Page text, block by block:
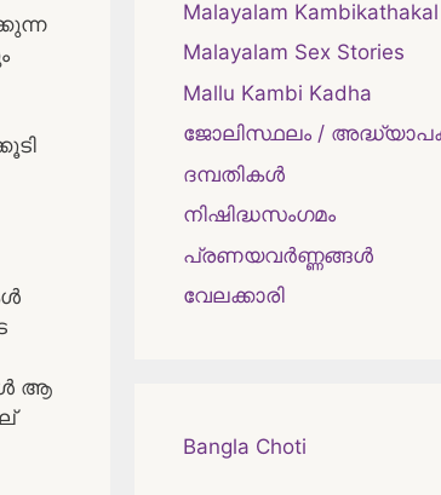
ആ
Malayalam Kambikathakal
Malayalam Sex Stories
Mallu Kambi Kadha
ജോലിസ്ഥലം /
ദമ്പതികള്‍
നിഷിദ്ധസംഗമം
പ്രണയവർണ്ണങ്ങൾ
വേലക്കാരി
Bangla Choti